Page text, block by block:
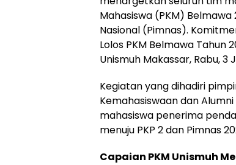
Mahasiswa (PKM)
Nasional (Pimnas).
Lolos PKM Belmawa Tahun
Unismuh Makassar, Rabu, 3
Kegiatan yang dihadiri
Kemahasiswaan dan
mahasiswa penerima
menuju PKP 2 dan Pimnas
Capaian PKM Unismuh